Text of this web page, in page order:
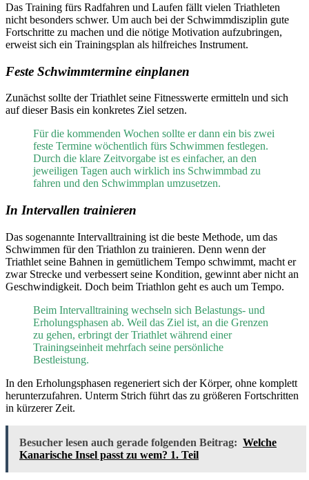
Das Training fürs Radfahren und Laufen fällt vielen Triathleten
nicht besonders schwer. Um auch bei der Schwimmdisziplin gute
Fortschritte zu machen und die nötige Motivation aufzubringen,
erweist sich ein Trainingsplan als hilfreiches Instrument.
Feste Schwimmtermine einplanen
Zunächst sollte der Triathlet seine Fitnesswerte ermitteln und sich
auf dieser Basis ein konkretes Ziel setzen.
Für die kommenden Wochen sollte er dann ein bis zwei
feste Termine wöchentlich fürs Schwimmen festlegen.
Durch die klare Zeitvorgabe ist es einfacher, an den
jeweiligen Tagen auch wirklich ins Schwimmbad zu
fahren und den Schwimmplan umzusetzen.
In Intervallen trainieren
Das sogenannte Intervalltraining ist die beste Methode, um das
Schwimmen für den Triathlon zu trainieren. Denn wenn der
Triathlet seine Bahnen in gemütlichem Tempo schwimmt, macht er
zwar Strecke und verbessert seine Kondition, gewinnt aber nicht an
Geschwindigkeit. Doch beim Triathlon geht es auch um Tempo.
Beim Intervalltraining wechseln sich Belastungs- und
Erholungsphasen ab. Weil das Ziel ist, an die Grenzen
zu gehen, erbringt der Triathlet während einer
Trainingseinheit mehrfach seine persönliche
Bestleistung.
In den Erholungsphasen regeneriert sich der Körper, ohne komplett
herunterzufahren. Unterm Strich führt das zu größeren Fortschritten
in kürzerer Zeit.
Besucher lesen auch gerade folgenden Beitrag: Welche
Kanarische Insel passt zu wem? 1. Teil